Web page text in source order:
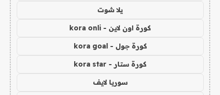
يلا شوت
كورة اون لاين - kora onli
كورة جول - kora goal
كورة ستار - kora star
سوريا لايف